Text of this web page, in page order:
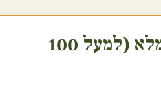
2. שירות הגשה ומלצרים מלא (למעל 100